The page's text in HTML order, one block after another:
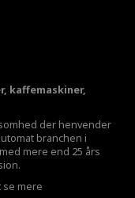
kaffemaskiner,
der henvender
branchen i
mere end 25 års
mere